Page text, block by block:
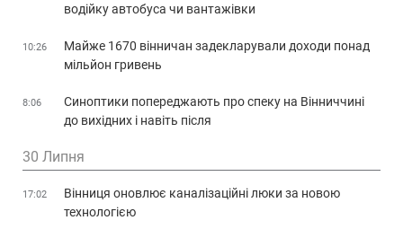
водійку автобуса чи вантажівки
10:26
Майже 1670 вінничан задекларували доходи понад
мільйон гривень
8:06
Синоптики попереджають про спеку на Вінниччині
до вихідних і навіть після
30 Липня
17:02
Вінниця оновлює каналізаційні люки за новою
технологією